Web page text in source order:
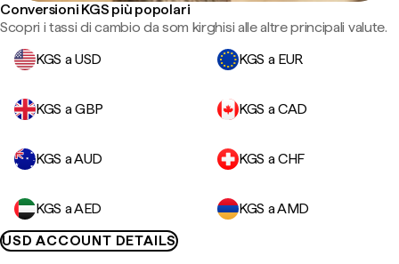
Conversioni KGS più popolari
Scopri i tassi di cambio da som kirghisi alle altre principali valute.
KGS a USD
KGS a EUR
KGS a GBP KGS a CAD
KGS a AUD KGS a CHF
KGS a AED
KGS a AMD
USD ACCOUNT DETAILS